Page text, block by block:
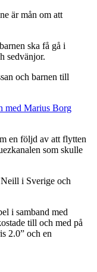
är mån om att
ska få gå i
sedvänjor.
och barnen till
med Marius Borg
en följd av att flytten
som skulle
i Sverige och
i samband med
till och med på
2.0” och en